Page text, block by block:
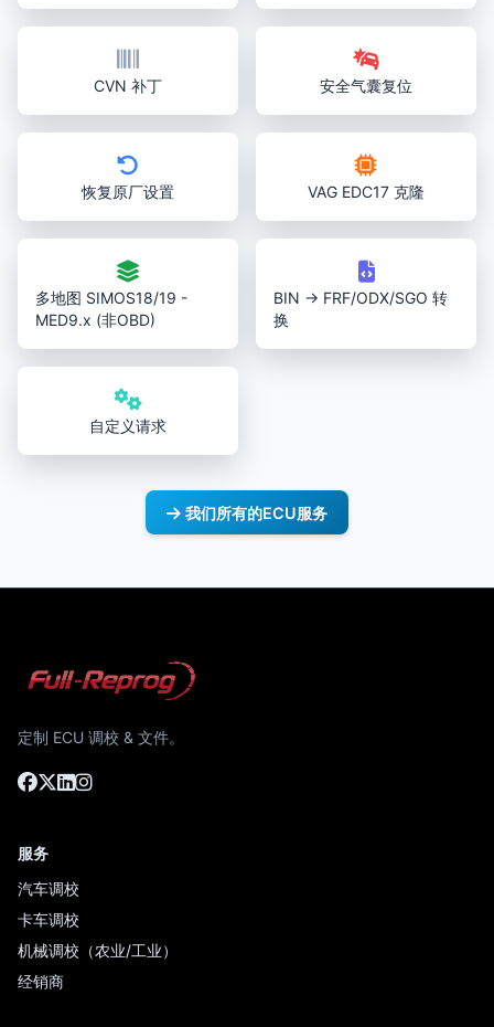
CVN 补丁 安全气囊复位
恢复原厂设置 VAG EDC17 克隆
多地图 SIMOS18/19 -
MED9.x (非OBD)
BIN → FRF/ODX/SGO 转
换
自定义请求
我们所有的ECU服务
定制 ECU 调校 & 文件。
服务
汽车调校
卡车调校
机械调校（农业/工业）
经销商